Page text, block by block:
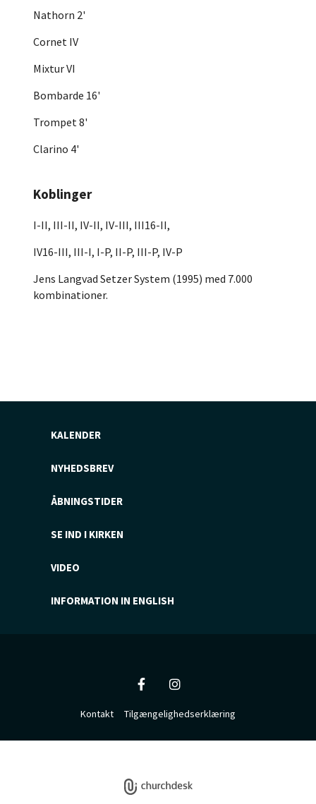
Nathorn 2'
Cornet IV
Mixtur VI
Bombarde 16'
Trompet 8'
Clarino 4'
Koblinger
I-II, III-II, IV-II, IV-III, III16-II,
IV16-III, III-I, I-P, II-P, III-P, IV-P
Jens Langvad Setzer System (1995) med 7.000
kombinationer.
KALENDER
NYHEDSBREV
ÅBNINGSTIDER
SE IND I KIRKEN
VIDEO
INFORMATION IN ENGLISH
Kontakt Tilgængelighedserklæring